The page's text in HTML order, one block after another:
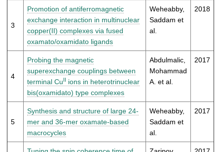
3
Promotion of antiferromagnetic
exchange interaction in multinuclear
copper(II) complexes via fused
oxamato/oxamidato ligands
Weheabby,
Saddam et
al.
2018
4
Probing the magnetic
superexchange couplings between
terminal CuII ions in heterotrinuclear
bis(oxamidato) type complexes
Abdulmalic,
Mohammad
A. et al.
2017
5
Synthesis and structure of large 24-
mer and 36-mer oxamate-based
macrocycles
Weheabby,
Saddam et
al.
2017